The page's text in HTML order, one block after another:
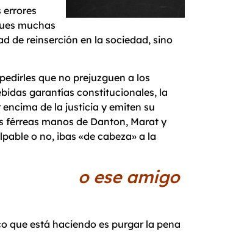
errores
muchas
de reinserción en la sociedad, sino
que no prejuzguen a los
garantías constitucionales, la
de la justicia y emiten su
férreas manos de Danton, Marat y
o no, ibas «de cabeza» a la
o ese amigo
que está haciendo es purgar la pena